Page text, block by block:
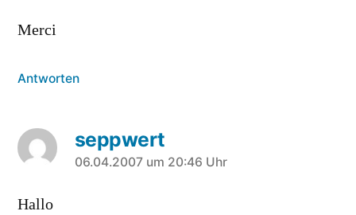
Merci
Antworten
seppwert
sagt:
06.04.2007 um 20:46 Uhr
Hallo